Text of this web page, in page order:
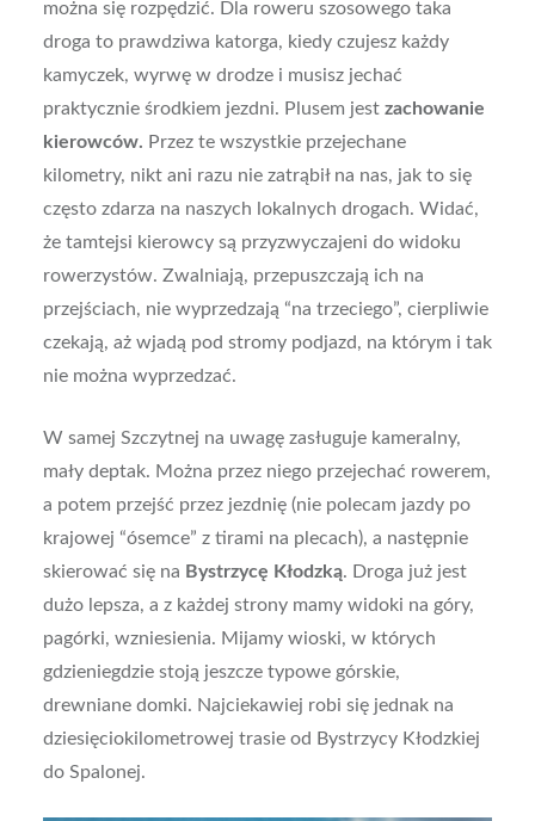
można się rozpędzić. Dla roweru szosowego taka
droga to prawdziwa katorga, kiedy czujesz każdy
kamyczek, wyrwę w drodze i musisz jechać
praktycznie środkiem jezdni. Plusem jestzachowanie
kierowców. Przez te wszystkie przejechane
kilometry, nikt ani razu nie zatrąbił na nas, jak to się
często zdarza na naszych lokalnych drogach. Widać,
że tamtejsi kierowcy są przyzwyczajeni do widoku
rowerzystów. Zwalniają, przepuszczają ich na
przejściach, nie wyprzedzają “na trzeciego”, cierpliwie
czekają, aż wjadą pod stromy podjazd, na którym i tak
nie można wyprzedzać.
W samej Szczytnej na uwagę zasługuje kameralny,
mały deptak. Można przez niego przejechać rowerem,
a potem przejść przez jezdnię (nie polecam jazdy po
krajowej “ósemce” z tirami na plecach), a następnie
skierować się na Bystrzycę Kłodzką. Droga już jest
dużo lepsza, a z każdej strony mamy widoki na góry,
pagórki, wzniesienia. Mijamy wioski, w których
gdzieniegdzie stoją jeszcze typowe górskie,
drewniane domki. Najciekawiej robi się jednak na
dziesięciokilometrowej trasie od Bystrzycy Kłodzkiej
do Spalonej.